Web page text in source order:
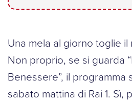
Una mela al giorno toglie
Non proprio, se si guarda
Benessere”, il programma
sabato mattina di Rai 1. Sì,